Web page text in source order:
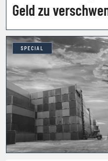
Geld zu
SPECIAL